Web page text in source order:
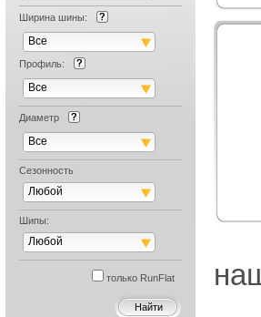
Ширина шины:
Все
Профиль:
Все
Диаметр
Все
Сезонность
Любой
Шипы:
Любой
только RunFlat